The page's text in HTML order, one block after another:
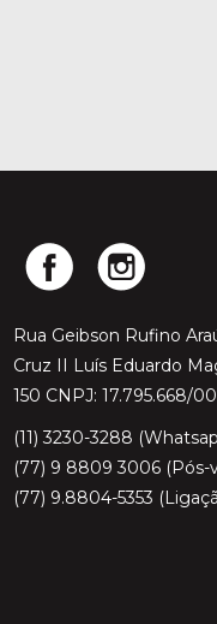
Rua Geibson Rufino
Cruz II Luís Eduardo
150 CNPJ: 17.795.668/
(11) 3230-3288
(77) 9 8809 3006 (Pós-
(77) 9.8804-5353